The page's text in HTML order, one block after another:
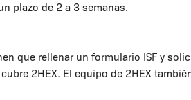
plazo de 2 a 3 semanas.
que rellenar un formulario ISF y
2HEX. El equipo de 2HEX